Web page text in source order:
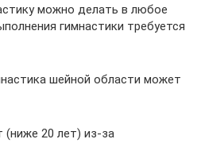
можно делать в любое
гимнастики требуется
шейной области может
(ниже 20 лет) из-за